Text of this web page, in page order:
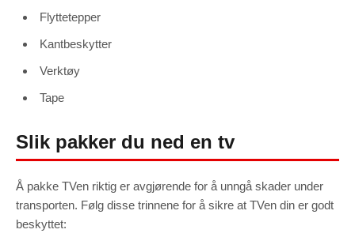
Flyttetepper
Kantbeskytter
Verktøy
Tape
Slik pakker du ned en tv
Å pakke TVen riktig er avgjørende for å unngå skader under
transporten. Følg disse trinnene for å sikre at TVen din er godt
beskyttet: